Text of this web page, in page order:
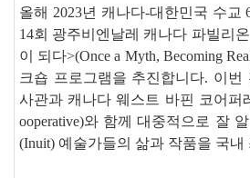
올해 2023년 캐나다-대한민국 수교
14회 광주비엔날레 캐나다 파빌리
이 되다>(Once a Myth, Becoming
크숍 프로그램을 추진합니다. 이번
사관과 캐나다 웨스트 바핀 코어퍼
ooperative)와 함께 대중적으로 잘
(Inuit) 예술가들의 삶과 작품을 국